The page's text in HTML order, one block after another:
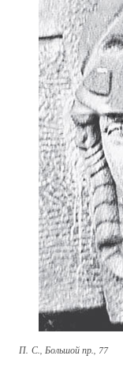
П. С., Большой пр., 77